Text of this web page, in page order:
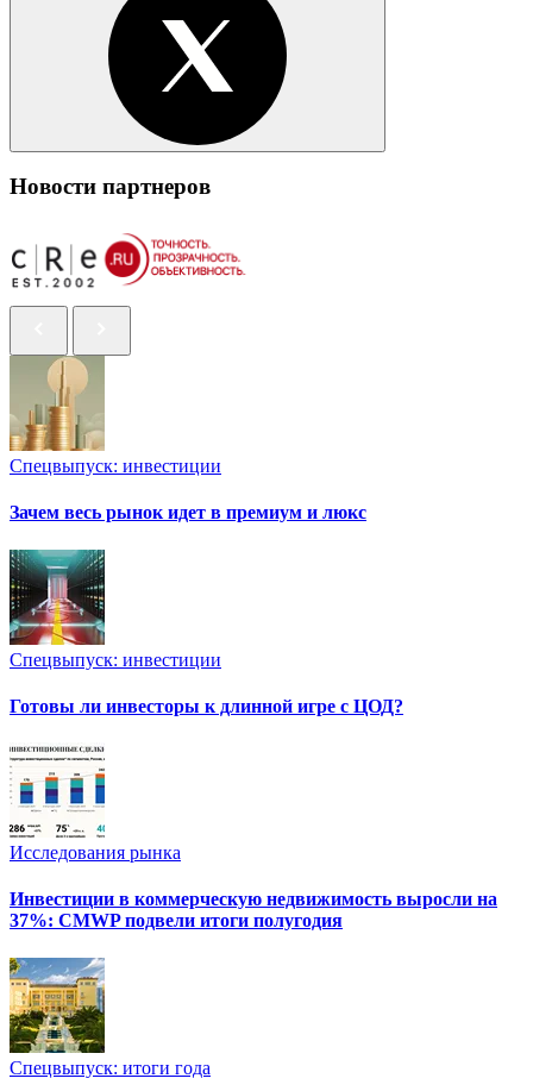
Новости партнеров
Спецвыпуск: инвестиции
Зачем весь рынок идет в премиум и люкс
Спецвыпуск: инвестиции
Готовы ли инвесторы к длинной игре с ЦОД?
Исследования рынка
Инвестиции в коммерческую недвижимость выросли на
37%: CMWP подвели итоги полугодия
Спецвыпуск: итоги года